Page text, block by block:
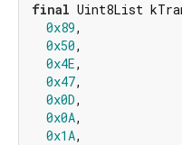
final Uint8List
0x89,
0x50,
0x4E,
0x47,
0x0D,
0x0A,
0x1A,